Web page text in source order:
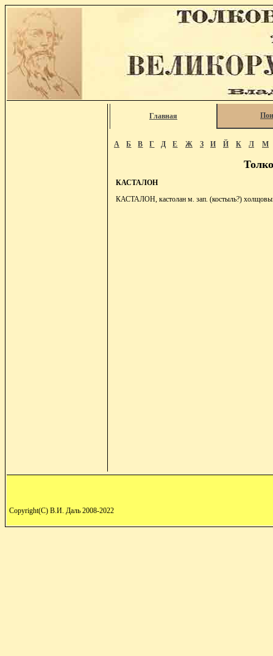
Главная
А Б В Г Д Е Ж З И Й К Л М
КАСТАЛОН
КАСТАЛОН, кастолан м. зап. (костыль?)
Copyright(C) В.И. Даль 2008-2022